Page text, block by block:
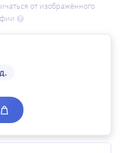
от изображённого